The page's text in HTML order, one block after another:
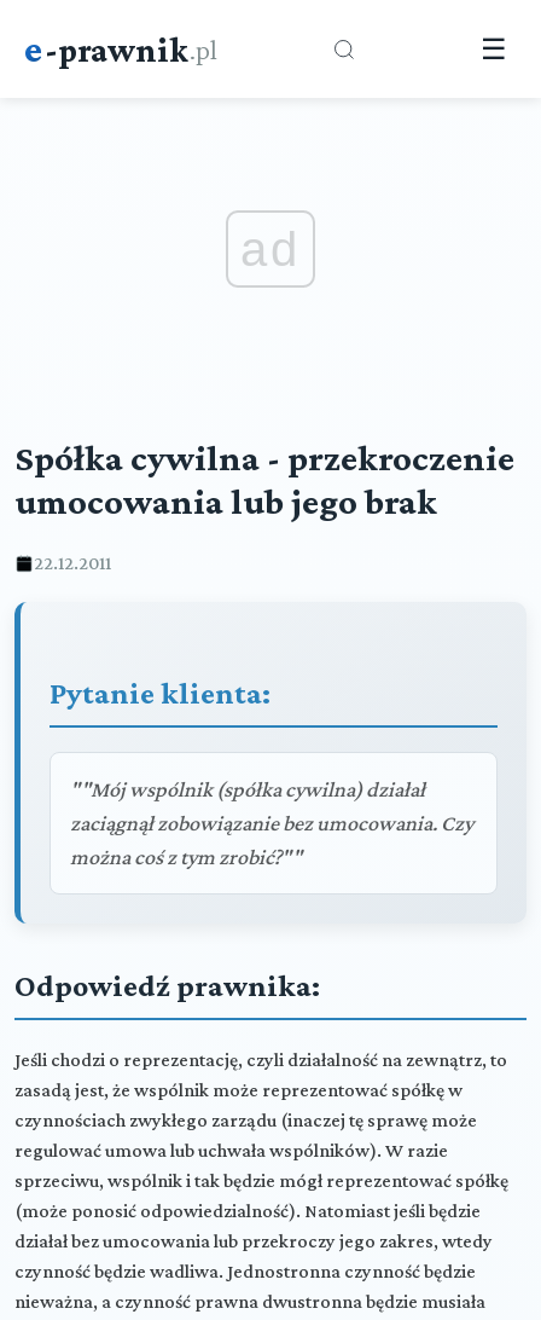
e-prawnik.pl ☰
ad
Spółka cywilna - przekroczenie
umocowania lub jego brak
22.12.2011
Pytanie klienta:
""Mój wspólnik (spółka cywilna) działał
zaciągnął zobowiązanie bez umocowania. Czy
można coś z tym zrobić?""
Odpowiedź prawnika:
Jeśli chodzi o reprezentację, czyli działalność na zewnątrz, to
zasadą jest, że wspólnik może reprezentować spółkę w
czynnościach zwykłego zarządu (inaczej tę sprawę może
regulować umowa lub uchwała wspólników). W razie
sprzeciwu, wspólnik i tak będzie mógł reprezentować spółkę
(może ponosić odpowiedzialność). Natomiast jeśli będzie
działał bez umocowania lub przekroczy jego zakres, wtedy
czynność będzie wadliwa. Jednostronna czynność będzie
nieważna, a czynność prawna dwustronna będzie musiała